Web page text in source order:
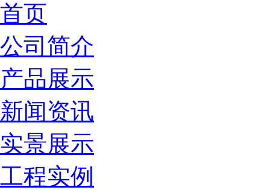
首页
公司简介
产品展示
新闻资讯
实景展示
工程实例